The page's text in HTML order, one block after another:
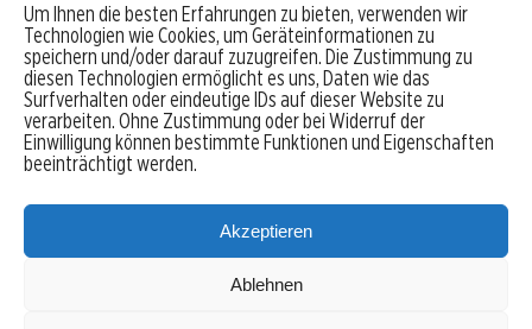
Um Ihnen die besten Erfahrungen zu bieten, verwenden wir
Technologien wie Cookies, um Geräteinformationen zu
speichern und/oder darauf zuzugreifen. Die Zustimmung zu
diesen Technologien ermöglicht es uns, Daten wie das
Surfverhalten oder eindeutige IDs auf dieser Website zu
verarbeiten. Ohne Zustimmung oder bei Widerruf der
Einwilligung können bestimmte Funktionen und Eigenschaften
beeinträchtigt werden.
Akzeptieren
Ablehnen
Robo-Advisor vergleichen
Depotvergleich
Festgeld vergleichen
Tagesgeld vergleichen